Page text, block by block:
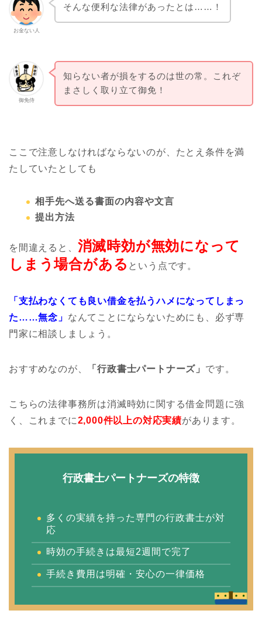
お金ない人
そんな便利な法律があったとは……！
御免侍
知らない者が損をするのは世の常。これぞ
まさしく取り立て御免！
ここで注意しなければならないのが、たとえ条件を満
たしていたとしても
相手先へ送る書面の内容や文言
提出方法
を間違えると、 消滅時効が無効になって
しまう場合がある という点です。
「支払わなくても良い借金を払うハメになってしまっ
た……無念」 なんてことにならないためにも、必ず専
門家に相談しましょう。
おすすめなのが、 「行政書士パートナーズ」 です。
こちらの法律事務所は消滅時効に関する借金問題に強
く、これまでに2,000件以上の対応実績があります。
行政書士パートナーズの特徴
多くの実績を持った専門の行政書士が対
応
時効の手続きは最短2週間で完了
手続き費用は明確・安心の一律価格